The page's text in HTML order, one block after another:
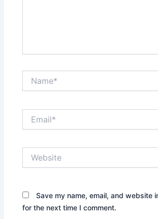
Save my name, email, and website
for the next time I comment.